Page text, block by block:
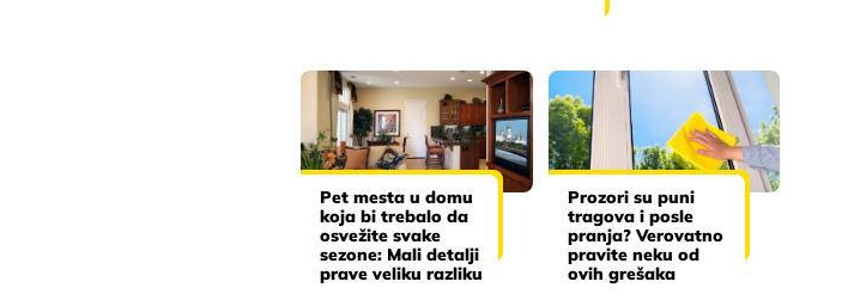
Pet mesta u domu
koja bi trebalo da
osvežite svake
sezone: Mali detalji
prave veliku razliku
Prozori su puni
tragova i posle
pranja? Verovatno
pravite neku od
ovih grešaka